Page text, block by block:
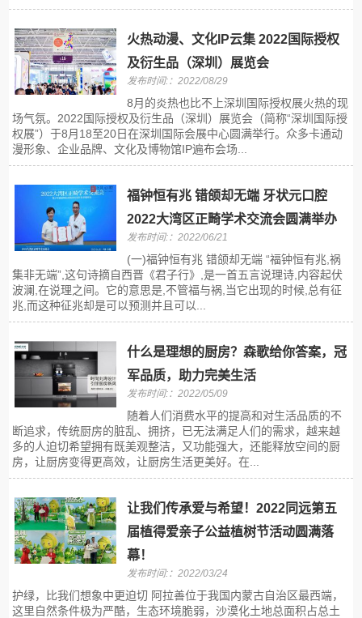
火热动漫、文化IP云集 2022国际授权
及衍生品（深圳）展览会
发布时间:：2022/08/29
8月的炎热也比不上深圳国际授权展火热的现
场气氛。2022国际授权及衍生品（深圳）展览会（简称“深圳国际授
权展”）于8月18至20日在深圳国际会展中心圆满举行。众多卡通动
漫形象、企业品牌、文化及博物馆IP遍布会场...
福钟恒有兆 错颌却无端 牙状元口腔
2022大湾区正畸学术交流会圆满举办
发布时间:：2022/06/21
(一)福钟恒有兆 错颌却无端 “福钟恒有兆,祸
集非无端”,这句诗摘自西晋《君子行》,是一首五言说理诗,内容起伏
波澜,在说理之间。它的意思是,不管福与祸,当它出现的时候,总有征
兆,而这种征兆却是可以预测并且可以...
什么是理想的厨房？森歌给你答案，冠
军品质，助力完美生活
发布时间:：2022/05/09
随着人们消费水平的提高和对生活品质的不
断追求，传统厨房的脏乱、拥挤，已无法满足人们的需求，越来越
多的人迫切希望拥有既美观整洁，又功能强大，还能释放空间的厨
房，让厨房变得更高效，让厨房生活更美好。在...
让我们传承爱与希望！2022同远第五
届植得爱亲子公益植树节活动圆满落
幕！
发布时间:：2022/03/24
护绿，比我们想象中更迫切 阿拉善位于我国内蒙古自治区最西端，
这里自然条件极为严酷，生态环境脆弱，沙漠化土地总面积占总土